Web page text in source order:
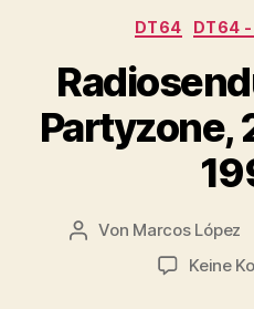
DT64 DT64 -
Partyzone,
Beitragsautor
Von Marcos López
Keine